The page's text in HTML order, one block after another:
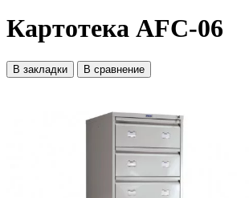
Картотека AFC-06
В закладки В сравнение